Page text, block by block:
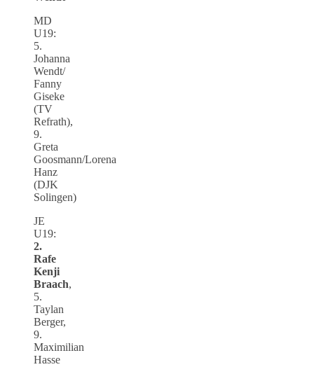
MD
U19:
5.
Johanna
Wendt/
Fanny
Giseke
(TV
Refrath),
9.
Greta
Goosmann/Lorena
Hanz
(DJK
Solingen)
JE
U19:
2.
Rafe
Kenji
Braach,
5.
Taylan
Berger,
9.
Maximilian
Hasse